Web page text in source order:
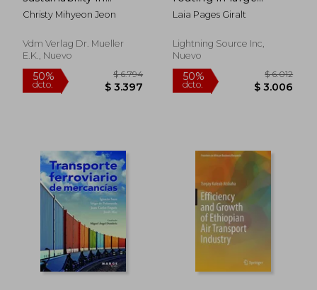
$ 1.607
transport planning &
decision making
Christy Mihyeon Jeon
Vdm Verlag Dr. Mueller
E.k., Nuevo
networks,introducing
global optimization
Laia Pages Giralt
Lightning Source Inc,
Nuevo